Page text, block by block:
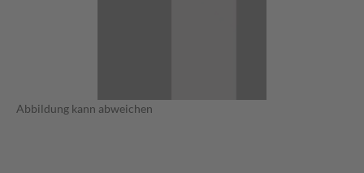
Abbildung kann abweichen